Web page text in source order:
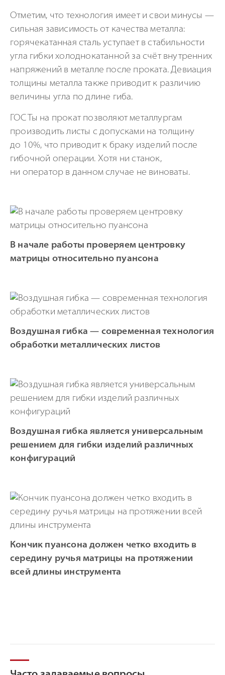
Отметим, что технология имеет и свои минусы —
сильная зависимость от качества металла:
горячекатанная сталь уступает в стабильности
угла гибки холоднокатанной за счёт внутренних
напряжений в металле после проката. Девиация
толщины металла также приводит к различию
величины угла по длине гиба.
ГОСТы на прокат позволяют металлургам
производить листы с допусками на толщину
до 10%, что приводит к браку изделий после
гибочной операции. Хотя ни станок,
ни оператор в данном случае не виноваты.
В начале работы проверяем центровку
матрицы относительно пуансона
Воздушная гибка — современная технология
обработки металлических листов
Воздушная гибка является универсальным
решением для гибки изделий различных
конфигураций
Кончик пуансона должен четко входить в
середину ручья матрицы на протяжении
всей длины инструмента